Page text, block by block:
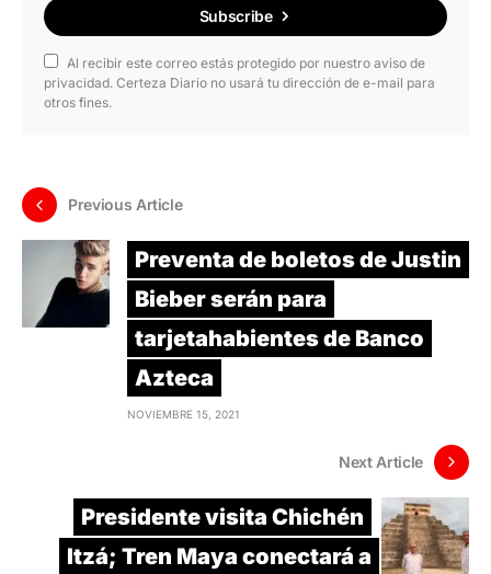
Subscribe
Al recibir este correo estás protegido por nuestro aviso de
privacidad. Certeza Diario no usará tu dirección de e-mail para
otros fines.
Previous Article
Preventa de boletos de Justin
Bieber serán para
tarjetahabientes de Banco
Azteca
NOVIEMBRE 15, 2021
Next Article
Presidente visita Chichén
Itzá; Tren Maya conectará a